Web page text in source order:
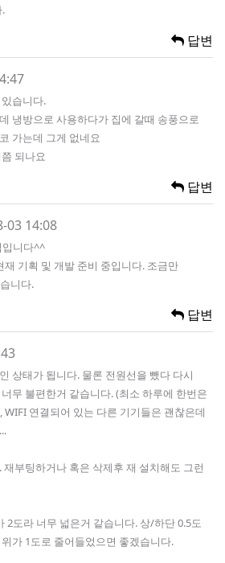
답변
습니다.
냉방으로 사용하다가 집에 갈때 송풍으로
가는데 그게 없네요
되나요
답변
03 14:08
입니다^^
재 기획 및 개발 준비 중입니다. 조금만
니다.
답변
상태가 됩니다. 물론 전원선을 뺐다 다시
무 불편한거 같습니다. (최소 하루에 한번은
연결되어 있는 다른 기기들은 괜찮은데
부팅하거나 혹은 삭제후 재 설치해도 그런
2도라 너무 넓은거 같습니다. 상/하단 0.5도
가 1도로 줄어들었으면 좋겠습니다.